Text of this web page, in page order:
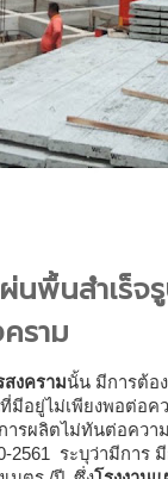
นพื้นสำเร็จ
ราม
งครามนั้น มีการต้อ
มีอยู่ไม่เพียงพอต่อค
ารผลิตไม่ทันต่อควา
ระบุว่ามีการ